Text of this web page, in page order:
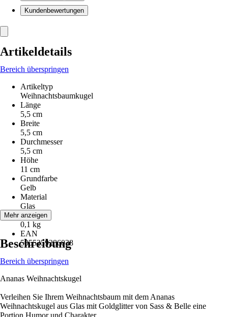
Kundenbewertungen
Artikeldetails
Bereich überspringen
Artikeltyp
Weihnachtsbaumkugel
Länge
5,5 cm
Breite
5,5 cm
Durchmesser
5,5 cm
Höhe
11 cm
Grundfarbe
Gelb
Material
Glas
Gewicht
0,1 kg
EAN
5055259286038
Mehr anzeigen
Beschreibung
Bereich überspringen
Ananas Weihnachtskugel
Verleihen Sie Ihrem Weihnachtsbaum mit dem Ananas
Weihnachtskugel aus Glas mit Goldglitter von Sass & Belle eine
Portion Humor und Charakter.